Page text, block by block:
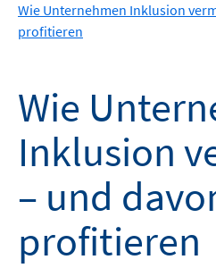
Wie Unternehmen Inklusion
profitieren
Wie
Inklusion
– und
profitieren